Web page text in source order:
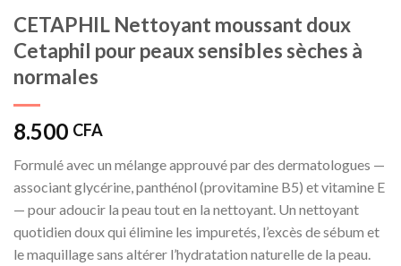
CETAPHIL Nettoyant moussant doux
Cetaphil pour peaux sensibles sèches à
normales
8.500 CFA
Formulé avec un mélange approuvé par des dermatologues —
associant glycérine, panthénol (provitamine B5) et vitamine E
— pour adoucir la peau tout en la nettoyant. Un nettoyant
quotidien doux qui élimine les impuretés, l’excès de sébum et
le maquillage sans altérer l’hydratation naturelle de la peau.